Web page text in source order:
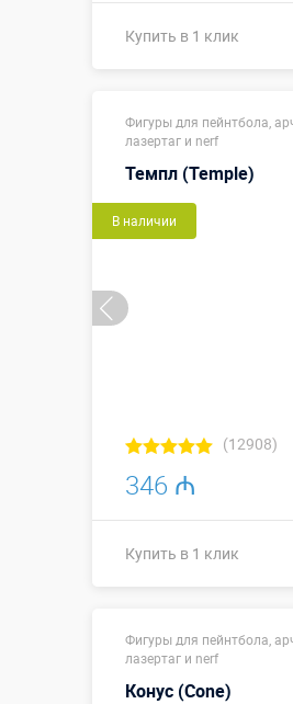
Купить в 1 клик
Больше
Смотреть видео
Фигуры для пейнтбола,
лазертаг и nerf
Темпл (Temple)
В наличии
(12908)
346 ₼
Купить в 1 клик
Больше
Смотреть видео
Фигуры для пейнтбола,
лазертаг и nerf
Конус (Cone)